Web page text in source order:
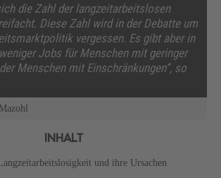
die Zahl der langzeitarbeitslosen
Diese Zahl wird in der Debatte um
vergessen. Es gibt aber in
Jobs für Menschen mit geringer
Menschen mit Einschränkungen“, so
INHALT
und ihre Ursachen